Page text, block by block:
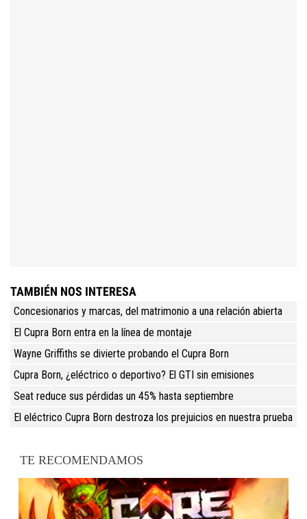
TAMBIÉN NOS INTERESA
Concesionarios y marcas, del matrimonio a una relación abierta
El Cupra Born entra en la línea de montaje
Wayne Griffiths se divierte probando el Cupra Born
Cupra Born, ¿eléctrico o deportivo? El GTI sin emisiones
Seat reduce sus pérdidas un 45% hasta septiembre
El eléctrico Cupra Born destroza los prejuicios en nuestra prueba
TE RECOMENDAMOS